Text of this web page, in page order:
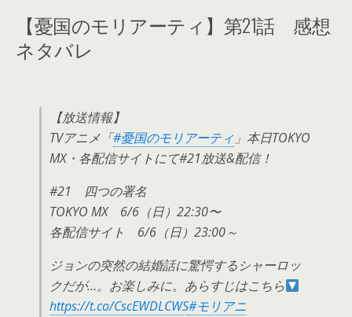
【憂国のモリアーティ】第21話 感想
ネタバレ
【放送情報】
TVアニメ「#憂国のモリアーティ 」本日TOKYO
MX・各配信サイトにて#21放送&配信！
#21 四つの署名
TOKYO MX 6/6（日）22:30〜
各配信サイト 6/6（日）23:00～
ジョンの突然の結婚話に驚愕するシャーロッ
クだが…。お楽しみに。あらすじはこちら
https://t.co/CscEWDLCWS#モリアニ